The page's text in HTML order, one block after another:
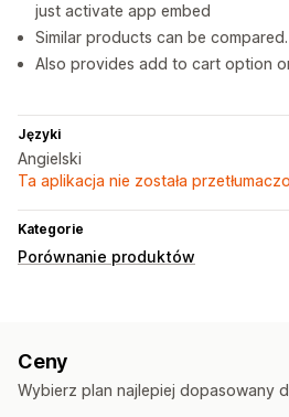
just activate app embed
Similar products can be compared.
Also provides add to cart option
Języki
Angielski
Ta aplikacja nie została
Kategorie
Porównanie produktów
Ceny
Wybierz plan najlepiej dopasowany